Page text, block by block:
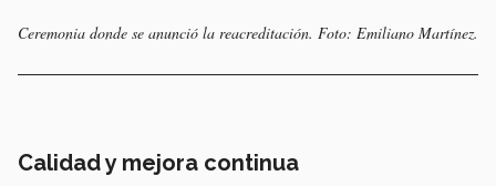
Ceremonia donde se anunció la reacreditación. Foto: Emiliano Martínez.
Calidad y mejora continua